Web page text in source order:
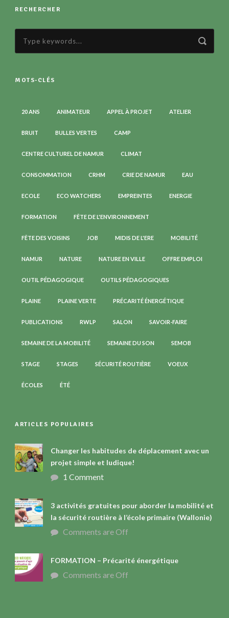
RECHERCHER
MOTS-CLÉS
20 ANS ANIMATEUR APPEL À PROJET ATELIER
BRUIT BULLES VERTES CAMP
CENTRE CULTUREL DE NAMUR CLIMAT
CONSOMMATION CRHM CRIE DE NAMUR EAU
ECOLE ECO WATCHERS EMPREINTES ENERGIE
FORMATION FÊTE DE L'ENVIRONNEMENT
FÊTE DES VOISINS JOB MIDIS DE L'ERE MOBILITÉ
NAMUR NATURE NATURE EN VILLE OFFRE EMPLOI
OUTIL PÉDAGOGIQUE OUTILS PÉDAGOGIQUES
PLAINE PLAINE VERTE PRÉCARITÉ ÉNERGÉTIQUE
PUBLICATIONS RWLP SALON SAVOIR-FAIRE
SEMAINE DE LA MOBILITÉ SEMAINE DU SON SEMOB
STAGE STAGES SÉCURITÉ ROUTIÈRE VOEUX
ÉCOLES ÉTÉ
ARTICLES POPULAIRES
Changer les habitudes de déplacement avec un
projet simple et ludique!
1 Comment
3 activités gratuites pour aborder la mobilité et
la sécurité routière à l’école primaire (Wallonie)
Comments are Off
FORMATION – Précarité énergétique
Comments are Off